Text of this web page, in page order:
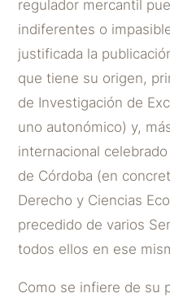
regulador mercantil
indiferentes o
justificada la
que tiene su origen,
de Investigación de
uno autonómico) y,
internacional
de Córdoba (en
Derecho y Ciencias
precedido de varios
todos ellos en ese
Como se infiere de su